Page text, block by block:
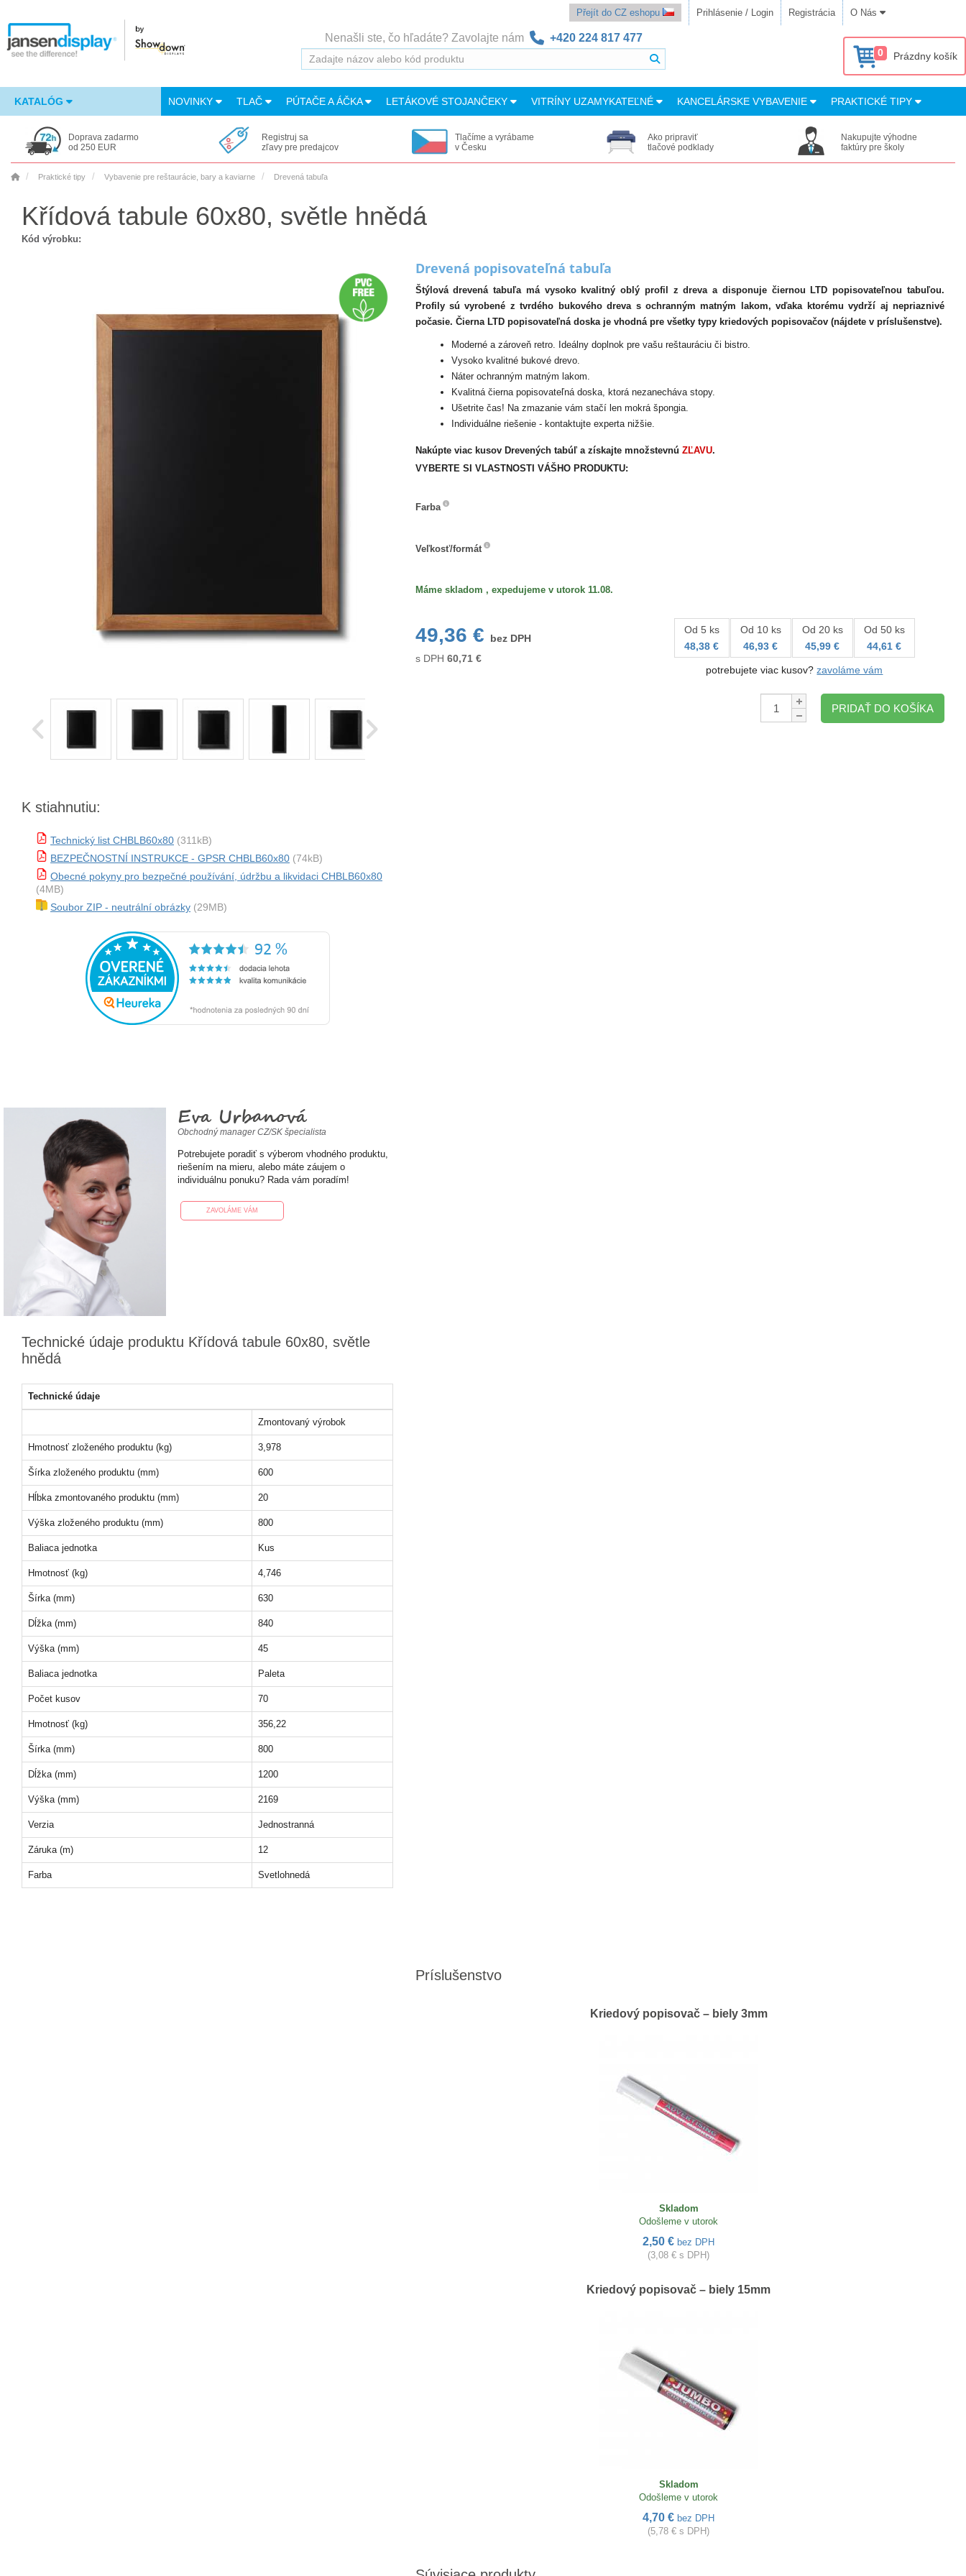
Přejít do CZ eshopu Prihlásenie / Login Registrácia O Nás
Nenašli ste, čo hľadáte? Zavolajte nám +420 224 817 477
0 Prázdny košík
KATALÓG NOVINKY TLAČ PÚTAČE A ÁČKA LETÁKOVÉ STOJANČEKY VITRÍNY UZAMYKATEĽNÉ KANCELÁRSKE VYBAVENIE PRAKTICKÉ TIPY
Doprava zadarmo
od 250 EUR
Registruj sa
zľavy pre predajcov
Tlačíme a vyrábame
v Česku
Ako pripraviť
tlačové podklady
Nakupujte výhodne
faktúry pre školy
Praktické tipy Vybavenie pre reštaurácie, bary a kaviarne Drevená tabuľa
Křídová tabule 60x80, světle hnědá
Kód výrobku:
K stiahnutiu:
Technický list CHBLB60x80 (311kB)
BEZPEČNOSTNÍ INSTRUKCE - GPSR CHBLB60x80 (74kB)
Obecné pokyny pro bezpečné používání, údržbu a likvidaci CHBLB60x80
(4MB)
Soubor ZIP - neutrální obrázky (29MB)
Eva Urbanová
Obchodný manager CZ/SK špecialista
Potrebujete poradiť s výberom vhodného produktu,
riešením na mieru, alebo máte záujem o
individuálnu ponuku? Rada vám poradím!
ZAVOLÁME VÁM
Technické údaje produktu Křídová tabule 60x80, světle
hnědá
Technické údaje
Zmontovaný výrobok
Hmotnosť zloženého produktu (kg) 3,978
Šírka zloženého produktu (mm) 600
Hĺbka zmontovaného produktu (mm) 20
Výška zloženého produktu (mm) 800
Baliaca jednotka Kus
Hmotnosť (kg) 4,746
Šírka (mm) 630
Dĺžka (mm) 840
Výška (mm) 45
Baliaca jednotka Paleta
Počet kusov 70
Hmotnosť (kg) 356,22
Šírka (mm) 800
Dĺžka (mm) 1200
Výška (mm) 2169
Verzia Jednostranná
Záruka (m) 12
Farba Svetlohnedá
Drevená popisovateľná tabuľa
Štýlová drevená tabuľa má vysoko kvalitný oblý profil z dreva a disponuje čiernou LTD popisovateľnou tabuľou.
Profily sú vyrobené z tvrdého bukového dreva s ochranným matným lakom, vďaka ktorému vydrží aj nepriaznivé
počasie. Čierna LTD popisovateľná doska je vhodná pre všetky typy kriedových popisovačov (nájdete v príslušenstve).
Moderné a zároveň retro. Ideálny doplnok pre vašu reštauráciu či bistro.
Vysoko kvalitné bukové drevo.
Náter ochranným matným lakom.
Kvalitná čierna popisovateľná doska, ktorá nezanecháva stopy.
Ušetrite čas! Na zmazanie vám stačí len mokrá špongia.
Individuálne riešenie - kontaktujte experta nižšie.
Nakúpte viac kusov Drevených tabúľ a získajte množstevnú ZĽAVU.
VYBERTE SI VLASTNOSTI VÁŠHO PRODUKTU:
Farba
Veľkosť/formát
Máme skladom , expedujeme v utorok 11.08.
49,36 €
bez DPH
s DPH 60,71€
Od 5 ks
48,38 €
Od 10 ks
46,93 €
Od 20 ks
45,99 €
Od 50 ks
44,61 €
potrebujete viac kusov?zavoláme vám
Množstvo:
PRIDAŤ DO KOŠÍKA
Príslušenstvo
Kriedový popisovač – biely 3mm
Skladom
Odošleme v utorok
2,50 €bez DPH
(3,08 € s DPH)
Kriedový popisovač – biely 15mm
Skladom
Odošleme v utorok
4,70 €bez DPH
(5,78 € s DPH)